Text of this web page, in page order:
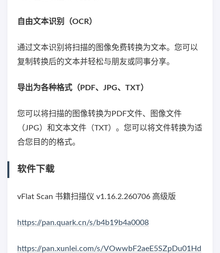
自由文本识别（OCR）
通过文本识别将扫描的图像免费转换为文本。您可以
复制转换后的文本并轻松与朋友或同事分享。
导出为各种格式（PDF、JPG、TXT）
您可以将扫描的图像转换为PDF文件、图像文件
（JPG）和文本文件（TXT）。您可以将文件转换为适
合您目的的格式。
软件下载
vFlat Scan 书籍扫描仪 v1.16.2.260706 高级版
https://pan.quark.cn/s/b4b19b4a0008
https://pan.xunlei.com/s/VOwwbF2aeE5SZpDu01Hd